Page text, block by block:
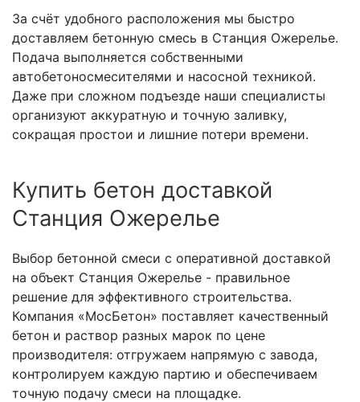
За счёт удобного расположения мы быстро
доставляем бетонную смесь в Станция Ожерелье.
Подача выполняется собственными
автобетоносмесителями и насосной техникой.
Даже при сложном подъезде наши специалисты
организуют аккуратную и точную заливку,
сокращая простои и лишние потери времени.
Купить бетон доставкой
Станция Ожерелье
Выбор бетонной смеси с оперативной доставкой
на объект Станция Ожерелье - правильное
решение для эффективного строительства.
Компания «МосБетон» поставляет качественный
бетон и раствор разных марок по цене
производителя: отгружаем напрямую с завода,
контролируем каждую партию и обеспечиваем
точную подачу смеси на площадке.